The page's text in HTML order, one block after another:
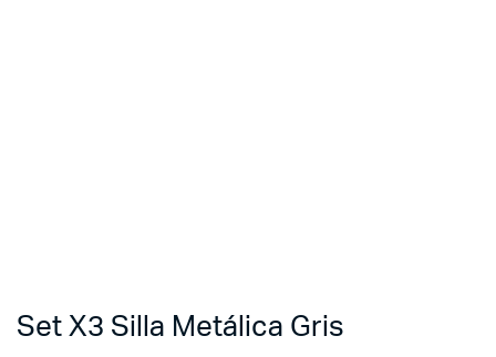
Set X3 Silla Metálica Gris